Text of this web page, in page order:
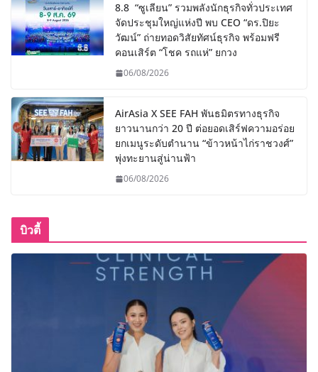
8.8 “ซูเลียน” รวมพลังนักธุรกิจทั่วประเทศ
จัดประชุมใหญ่แห่งปี พบ CEO “ดร.ปิยะ
วัฒน์” ถ่ายทอดวิสัยทัศน์ธุรกิจ พร้อมฟรี
คอนเสิร์ต “โชค รถแห่” ยกวง
06/08/2026
AirAsia X SEE FAH พันธมิตรทางธุรกิจ
ยาวนานกว่า 20 ปี ต่อยอดเสิร์ฟความอร่อย
ยกเมนูระดับตำนาน “ข้าวหน้าไก่ราชวงศ์”
พุ่งทะยานสู่น่านฟ้า
06/08/2026
บิวตี้